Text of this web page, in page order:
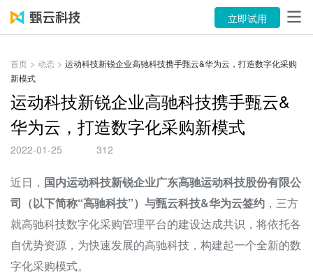
产品
资源中心
关于
语言
立即试用
立即试用
首页 > 动态 > 运动科技新锐企业高驰科技携手甄云&华为云，打造数字化采购
新模式
运动科技新锐企业高驰科技携手甄云&
华为云，打造数字化采购新模式
2022-01-25 312
近日， 国内运动科技新锐企业广东高驰运动科技股份有限公
司（以下简称“高驰科技”）与甄云科技&华为云签约 ，三方
就高驰科技数字化采购管理平台的建设达成共识，将依托各
自优势资源，为快速发展的高驰科技，构建起一个全新的数
字化采购模式。